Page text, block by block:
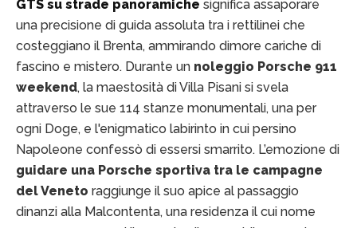
GTS su strade panoramiche significa assaporare
una precisione di guida assoluta tra i rettilinei che
costeggiano il Brenta, ammirando dimore cariche di
fascino e mistero. Durante un noleggio Porsche 911
weekend, la maestosità di Villa Pisani si svela
attraverso le sue 114 stanze monumentali, una per
ogni Doge, e l'enigmatico labirinto in cui persino
Napoleone confessò di essersi smarrito. L’emozione di
guidare una Porsche sportiva tra le campagne
del Veneto raggiunge il suo apice al passaggio
dinanzi alla Malcontenta, una residenza il cui nome